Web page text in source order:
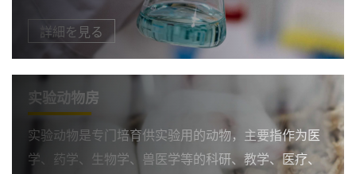
达到生物安全要求，使得实验室可以用于开展微生物
学、生物化学、生物医学、动物实验等领域的研究。
由于生物安全三、四级实验室(BSL-3/4)试验的样本对
人、畜有高度传染性的烈性传染，为了保证实验室时
刻处于无
詳細を見る
实验动物房
实验动物是专门培育供实验用的动物，主要指作为医
学、药学、生物学、兽医学等的科研、教学、医疗、